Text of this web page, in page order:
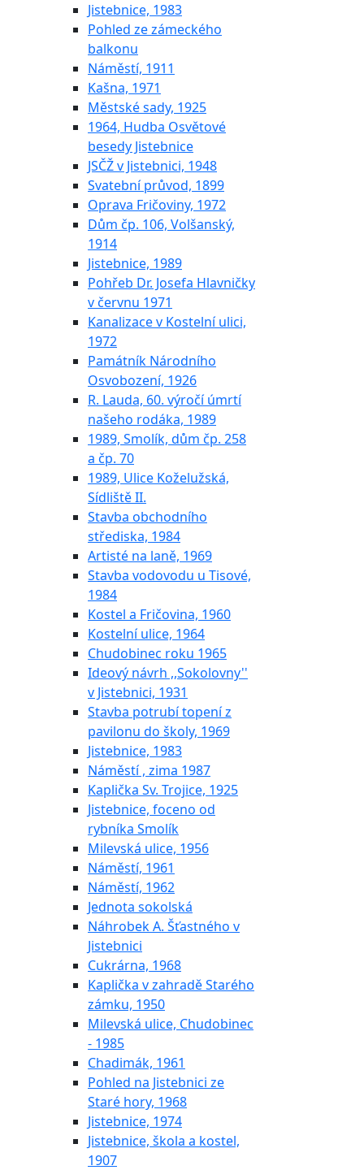
Jistebnice, 1983
Pohled ze zámeckého
balkonu
Náměstí, 1911
Kašna, 1971
Městské sady, 1925
1964, Hudba Osvětové
besedy Jistebnice
JSČŽ v Jistebnici, 1948
Svatební průvod, 1899
Oprava Fričoviny, 1972
Dům čp. 106, Volšanský,
1914
Jistebnice, 1989
Pohřeb Dr. Josefa Hlavničky
v červnu 1971
Kanalizace v Kostelní ulici,
1972
Památník Národního
Osvobození, 1926
R. Lauda, 60. výročí úmrtí
našeho rodáka, 1989
1989, Smolík, dům čp. 258
a čp. 70
1989, Ulice Koželužská,
Sídliště II.
Stavba obchodního
střediska, 1984
Artisté na laně, 1969
Stavba vodovodu u Tisové,
1984
Kostel a Fričovina, 1960
Kostelní ulice, 1964
Chudobinec roku 1965
Ideový návrh ,,Sokolovny''
v Jistebnici, 1931
Stavba potrubí topení z
pavilonu do školy, 1969
Jistebnice, 1983
Náměstí , zima 1987
Kaplička Sv. Trojice, 1925
Jistebnice, foceno od
rybníka Smolík
Milevská ulice, 1956
Náměstí, 1961
Náměstí, 1962
Jednota sokolská
Náhrobek A. Šťastného v
Jistebnici
Cukrárna, 1968
Kaplička v zahradě Starého
zámku, 1950
Milevská ulice, Chudobinec
- 1985
Chadimák, 1961
Pohled na Jistebnici ze
Staré hory, 1968
Jistebnice, 1974
Jistebnice, škola a kostel,
1907